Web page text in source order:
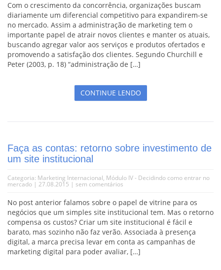
Com o crescimento da concorrência, organizações buscam
diariamente um diferencial competitivo para expandirem-se
no mercado. Assim a administração de marketing tem o
importante papel de atrair novos clientes e manter os atuais,
buscando agregar valor aos serviços e produtos ofertados e
promovendo a satisfação dos clientes. Segundo Churchill e
Peter (2003, p. 18) “administração de […]
CONTINUE LENDO
Faça as contas: retorno sobre investimento de
um site institucional
Categoria: Marketing Internacional, Módulo IV - Decidindo como entrar no
mercado | 27.08.2015 | sem comentários
No post anterior falamos sobre o papel de vitrine para os
negócios que um simples site institucional tem. Mas o retorno
compensa os custos? Criar um site institucional é fácil e
barato, mas sozinho não faz verão. Associada à presença
digital, a marca precisa levar em conta as campanhas de
marketing digital para poder avaliar, […]